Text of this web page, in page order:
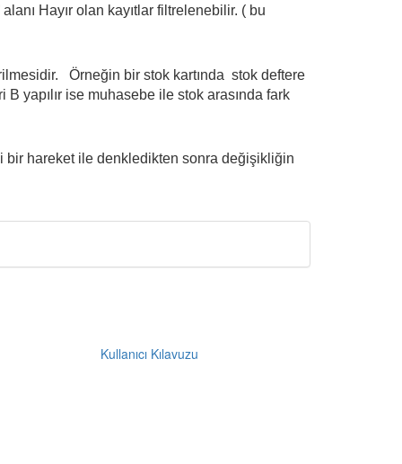
Hayır olan kayıtlar filtrelenebilir. ( bu
Örneğin bir stok kartında stok deftere
yapılır ise muhasebe ile stok arasında fark
bir hareket ile denkledikten sonra değişikliğin
Kullanıcı Kılavuzu